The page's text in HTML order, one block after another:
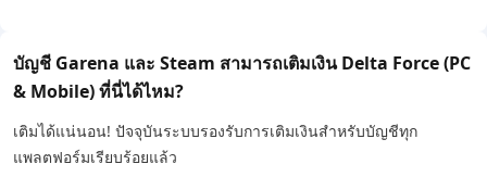
บัญชี Garena และ Steam สามารถเติมเงิน Delta Force (PC
& Mobile) ที่นี่ได้ไหม?
เติมได้แน่นอน! ปัจจุบันระบบรองรับการเติมเงินสำหรับบัญชีทุก
แพลตฟอร์มเรียบร้อยแล้ว